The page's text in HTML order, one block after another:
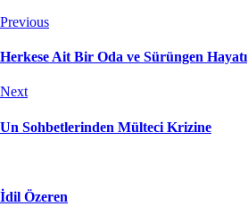
Previous
Herkese Ait Bir Oda ve Sürüngen Hayatı
Next
Un Sohbetlerinden Mülteci Krizine
İdil Özeren